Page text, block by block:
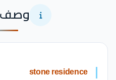
وصف
stone residence